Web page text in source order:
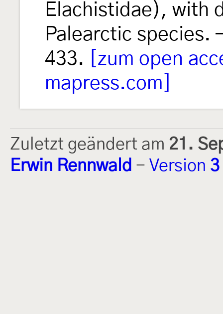
Elachistidae), with
Palearctic
433.
[zum open
mapress.com]
Zuletzt geändert am 21.
Erwin Rennwald - Version 3